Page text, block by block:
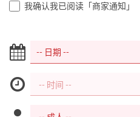
我确认我已阅读「商家通知」